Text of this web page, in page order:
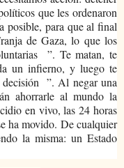
que les ordenaron
posible, para que al final
de Gaza, lo que los
”. Te matan, te
un infierno, y luego te
”. Al negar una
ahorrarle al mundo la
en vivo, las 24 horas
ha movido. De cualquier
la misma: un Estado